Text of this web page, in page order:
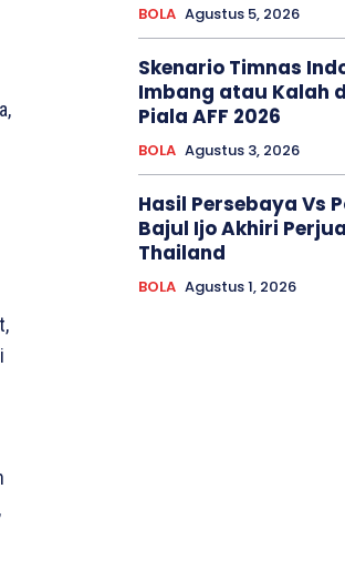
BOLA Agustus 5, 2026
Skenario Timnas
Imbang atau Kalah
Piala AFF 2026
BOLA Agustus 3, 2026
Hasil Persebaya Vs
Bajul Ijo Akhiri
Thailand
BOLA Agustus 1, 2026